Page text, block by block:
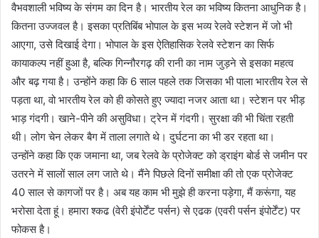
वैभवशाली भविष्य के संगम का दिन है। भारतीय रेल का भविष्य कितना आधुनिक है।
कितना उज्जवल है। इसका प्रतिबिंब भोपाल के इस भव्य रेलवे स्टेशन में जो भी
आएगा, उसे दिखाई देगा। भोपाल के इस ऐतिहासिक रेलवे स्टेशन का सिर्फ
कायाकल्प नहीं हुआ है, बल्कि गिन्नौरगढ़ की रानी का नाम जुड़ने से इसका महत्व
और बढ़ गया है। उन्होंने कहा कि 6 साल पहले तक जिसका भी पाला भारतीय रेल से
पड़ता था, वो भारतीय रेल को ही कोसते हुए ज्यादा नजर आता था। स्टेशन पर भीड़
भाड़ गंदगी। खाने-पीने की असुविधा। ट्रेन में गंदगी। सुरक्षा की भी चिंता रहती
थी। लोग चेन लेकर बैग में ताला लगाते थे। दुर्घटना का भी डर रहता था।
उन्होंने कहा कि एक जमाना था, जब रेलवे के प्रोजेक्ट को ड्राइंग बोर्ड से जमीन पर
उतरने में सालों साल लग जाते थे। मैंने पिछले दिनों समीक्षा की तो एक प्रोजेक्ट
40 साल से कागजों पर है। अब यह काम भी मुझे ही करना पड़ेगा, मैं करूंगा, यह
भरोसा देता हूं। हमारा श्कढ (वेरी इंपोर्टेंट पर्सन) से एढक (एवरी पर्सन इंपोर्टेंट) पर
फोकस है।